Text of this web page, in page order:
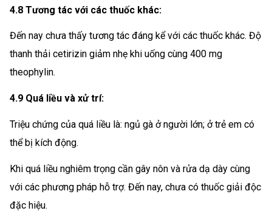
4.8 Tương tác với các thuốc khác:
Đến nay chưa thấy tương tác đáng kể với các thuốc khác. Độ
thanh thải cetirizin giảm nhẹ khi uống cùng 400 mg
theophylin.
4.9 Quá liều và xử trí:
Triệu chứng của quá liều là: ngủ gà ở người lớn; ở trẻ em có
thể bị kích động.
Khi quá liều nghiêm trọng cần gây nôn và rửa dạ dày cùng
với các phương pháp hỗ trợ. Đến nay, chưa có thuốc giải độc
đặc hiệu.